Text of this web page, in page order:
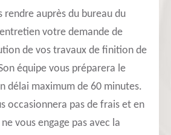
rendre auprès du bureau du
votre demande de
de vos travaux de finition de
équipe vous préparera le
délai maximum de 60 minutes.
occasionnera pas de frais et en
vous engage pas avec la